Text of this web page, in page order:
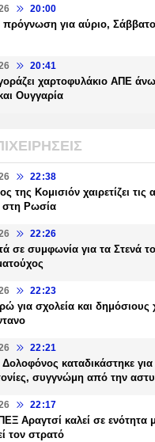
20:00
πρόγνωση για αύριο,
20:41
χαρτοφυλάκιο ΑΠΕ
Ουγγαρία
22:38
της Κομισιόν χαιρετίζει τις
στη Ρωσία
22:26
σε συμφωνία για τα Στενά
22:23
για σχολεία και
22:21
Δολοφόνος καταδικάστηκε
συγγνώμη από την
22:17
Αραγτσί καλεί σε
τον στρατό